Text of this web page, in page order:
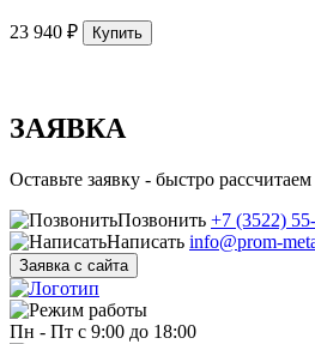
23 940 ₽ Купить
ЗАЯВКА
Оставьте заявку - быстро
Позвонить +7 (3522)
Написать info@prom-
Заявка с сайта
Пн - Пт с 9:00 до 18:00